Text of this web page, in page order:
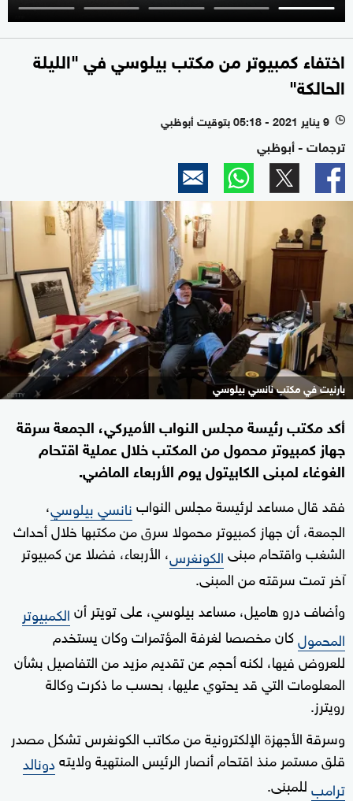
اختفاء كمبيوتر من مكتب بيلوسي في "الليلة
الحالكة"
l 9 يناير 2021 - 05:18 بتوقيت أبوظبي
ترجمات - أبوظبي
بارنيت في مكتب نانسي بيلوسي
أكد مكتب رئيسة مجلس النواب الأميركي، الجمعة سرقة
جهاز كمبيوتر محمول من المكتب خلال عملية اقتحام
الغوغاء لمبنى الكابيتول يوم الأربعاء الماضي.
فقد قال مساعد لرئيسة مجلس النوابنانسي بيلوسي،
الجمعة، أن جهاز كمبيوتر محمولا سرق من مكتبها خلال أحداث
الشغب واقتحام مبنىالكونغرس، الأربعاء، فضلا عن كمبيوتر
آخر تمت سرقته من المبنى.
وأضاف درو هاميل، مساعد بيلوسي، على تويتر أنالكمبيوتر
المحمولكان مخصصا لغرفة المؤتمرات وكان يستخدم
للعروض فيها، لكنه أحجم عن تقديم مزيد من التفاصيل بشأن
المعلومات التي قد يحتوي عليها، بحسب ما ذكرت وكالة
رويترز.
وسرقة الأجهزة الإلكترونية من مكاتب الكونغرس تشكل مصدر
قلق مستمر منذ اقتحام أنصار الرئيس المنتهية ولايتهدونالد
ترامبللمبنى.